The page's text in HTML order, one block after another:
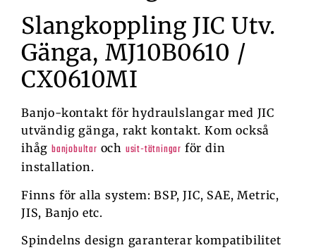
Slangkoppling JIC Utv.
Gänga, MJ10B0610 /
CX0610MI
Banjo-kontakt för hydraulslangar med JIC
utvändig gänga, rakt kontakt. Kom också
ihåg banjobultar och usit-tätningar för din
installation.
Finns för alla system: BSP, JIC, SAE, Metric,
JIS, Banjo etc.
Spindelns design garanterar kompatibilitet